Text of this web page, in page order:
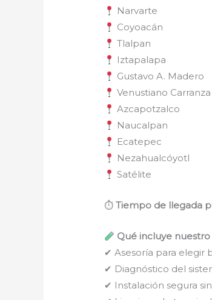
Narvarte
Coyoacán
Tlalpan
Iztapalapa
Gustavo A. Madero
Venustiano Carranza
Azcapotzalco
Naucalpan
Ecatepec
Nezahualcóyotl
Satélite
⏱Tiempo de llegada
Qué incluye
✔ Asesoría para elegir
✔ Diagnóstico del
✔ Instalación segura